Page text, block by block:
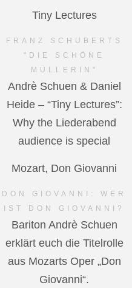
Tiny Lectures
FRANZ SCHUBERTS
"DIE SCHÖNE
MÜLLERIN"
Andrè Schuen & Daniel
Heide – “Tiny Lectures”:
Why the Liederabend
audience is special
Mozart, Don Giovanni
DON GIOVANNI: WER
IST DON GIOVANNI?
Bariton Andrè Schuen
erklärt euch die Titelrolle
aus Mozarts Oper „Don
Giovanni“.